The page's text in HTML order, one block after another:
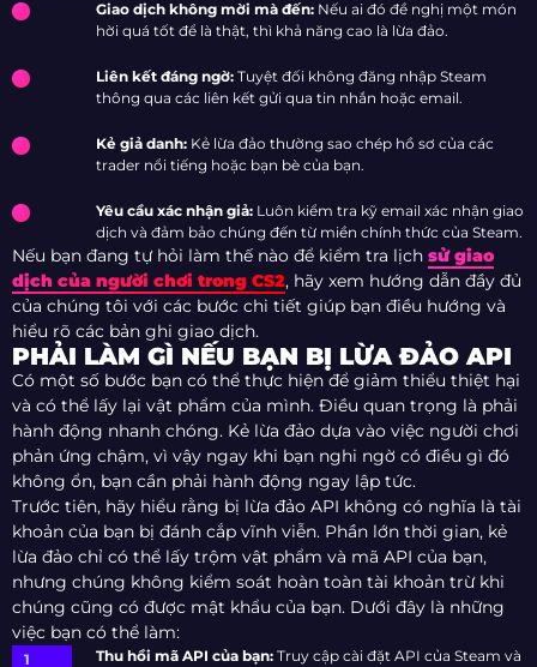
Giao dịch không mời mà đến: Nếu ai đó đề nghị một món
hời quá tốt để là thật, thì khả năng cao là lừa đảo.
Liên kết đáng ngờ: Tuyệt đối không đăng nhập Steam
thông qua các liên kết gửi qua tin nhắn hoặc email.
Kẻ giả danh: Kẻ lừa đảo thường sao chép hồ sơ của các
trader nổi tiếng hoặc bạn bè của bạn.
Yêu cầu xác nhận giả: Luôn kiểm tra kỹ email xác nhận giao
dịch và đảm bảo chúng đến từ miền chính thức của Steam.
Nếu bạn đang tự hỏi làm thế nào để kiểm tra lịch sử giao
dịch của người chơi trong CS2, hãy xem hướng dẫn đầy đủ
của chúng tôi với các bước chi tiết giúp bạn điều hướng và
hiểu rõ các bản ghi giao dịch.
PHẢI LÀM GÌ NẾU BẠN BỊ LỪA ĐẢO API
Có một số bước bạn có thể thực hiện để giảm thiểu thiệt hại
và có thể lấy lại vật phẩm của mình. Điều quan trọng là phải
hành động nhanh chóng. Kẻ lừa đảo dựa vào việc người chơi
phản ứng chậm, vì vậy ngay khi bạn nghi ngờ có điều gì đó
không ổn, bạn cần phải hành động ngay lập tức.
Trước tiên, hãy hiểu rằng bị lừa đảo API không có nghĩa là tài
khoản của bạn bị đánh cắp vĩnh viễn. Phần lớn thời gian, kẻ
lừa đảo chỉ có thể lấy trộm vật phẩm và mã API của bạn,
nhưng chúng không kiểm soát hoàn toàn tài khoản trừ khi
chúng cũng có được mật khẩu của bạn. Dưới đây là những
việc bạn có thể làm:
Thu hồi mã API của bạn: Truy cập cài đặt API của Steam và